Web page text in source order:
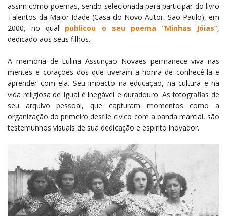
assim como poemas, sendo selecionada para participar do livro
Talentos da Maior Idade (Casa do Novo Autor, São Paulo), em
2000, no qual publicou o seu poema “Minhas Jóias”,
dedicado aos seus filhos.
A memória de Eulina Assunção Novaes permanece viva nas
mentes e corações dos que tiveram a honra de conhecê-la e
aprender com ela. Seu impacto na educação, na cultura e na
vida religiosa de Iguaí é inegável e duradouro. As fotografias de
seu arquivo pessoal, que capturam momentos como a
organização do primeiro desfile cívico com a banda marcial, são
testemunhos visuais de sua dedicação e espírito inovador.